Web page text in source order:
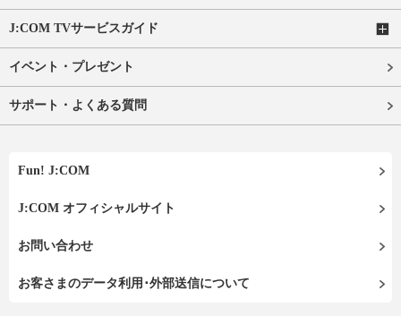
J:COM TVサービスガイド
イベント・プレゼント
サポート・よくある質問
Fun! J:COM
J:COM オフィシャルサイト
お問い合わせ
お客さまのデータ利用･外部送信について